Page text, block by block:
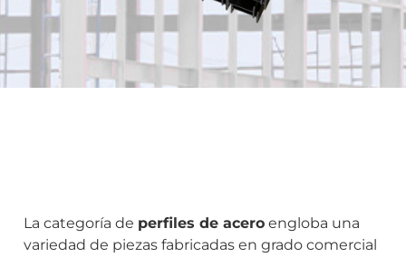
La categoría de perfiles de acero engloba una
variedad de piezas fabricadas en grado comercial